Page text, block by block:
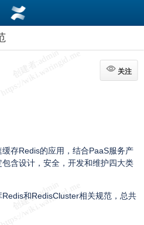
关注
关注
存Redis的应用，结合PaaS服务产
含设计，安全，开发和维护四大类
和RedisCluster相关规范，总共